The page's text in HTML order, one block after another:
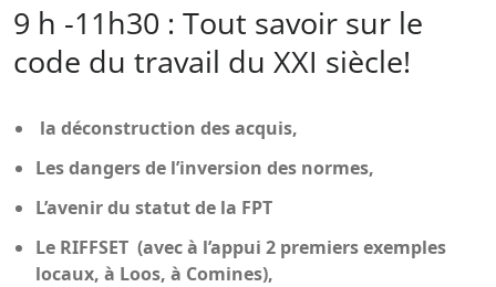
9 h -11h30 : Tout savoir sur le
code du travail du XXI siècle!
la déconstruction des acquis,
Les dangers de l’inversion des normes,
L’avenir du statut de la FPT
Le RIFFSET (avec à l’appui 2 premiers exemples
locaux, à Loos, à Comines),